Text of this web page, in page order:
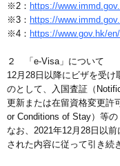
※2： https://
※3： https://
※4： https://www.gov.hk/
２ 「e-Visa」について
12月28日以降にビザを受
のとして、入国査証（
更新または在留資格変更許
or Conditions of Stay）等の
なお、2021年12月28日以
された内容に従って引き続